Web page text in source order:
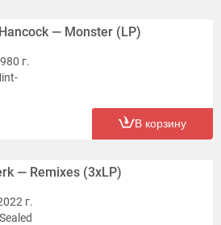
— Monster (LP)
г.
В корзину
— Remixes (3xLP)
г.